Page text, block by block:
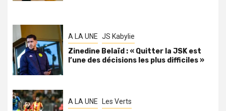
A LA UNE JS Kabylie
Zinedine Belaïd : « Quitter la JSK est
l’une des décisions les plus difficiles »
A LA UNE Les Verts